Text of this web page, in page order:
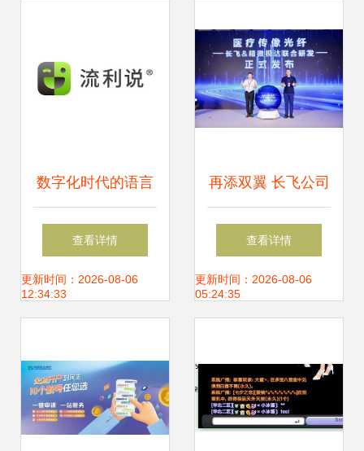
数字化时代的语言
学习革新 上海流利
说信息技术与舞今
查看详情
更新时间：2026-08-06
12:34:33
再添双翼 长飞公司
新品引领通信与医
疗实现新飞跃
查看详情
更新时间：2026-08-06
05:24:35